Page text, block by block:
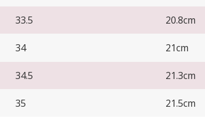
33.5 20.8cm
34 21cm
34.5 21.3cm
35 21.5cm